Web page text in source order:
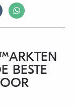
BESTE